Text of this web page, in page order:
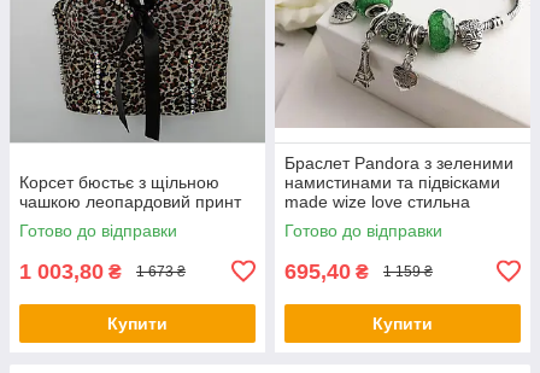
Корсет бюстьє з щільною
чашкою леопардовий принт
Готово до відправки
1 003,80 ₴ 1 673 ₴
Купити
Браслет Pandora з зеленими
намистинами та підвісками
made wize love стильна
прикраса
Готово до відправки
695,40 ₴ 1 159 ₴
Купити